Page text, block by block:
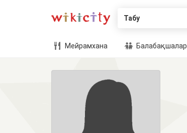
Табу
Мейрамхана Балабақшалар